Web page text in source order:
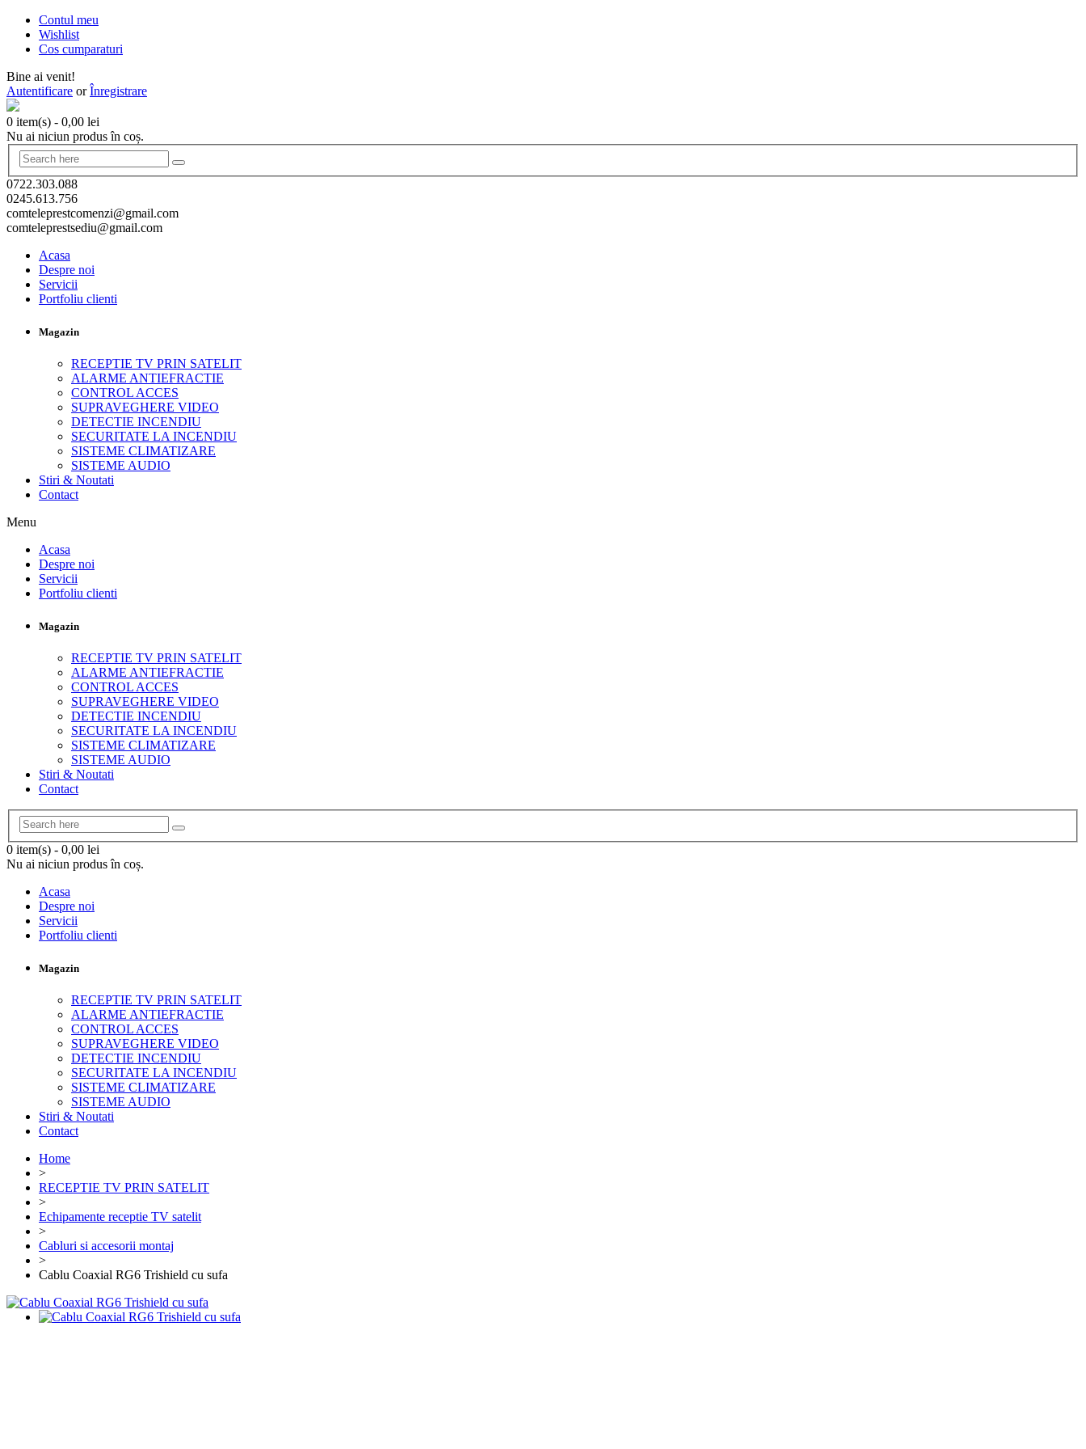
Contul meu
Wishlist
Cos cumparaturi
Bine ai venit!
Autentificare orÎnregistrare
0 item(s) - 0,00 lei
Nu ai niciun produs în coș.
0722.303.088
0245.613.756
comteleprestcomenzi@gmail.com
comteleprestsediu@gmail.com
Acasa
Despre noi
Servicii
Portfoliu clienti
Magazin
RECEPTIE TV PRIN SATELIT
ALARME ANTIEFRACTIE
CONTROL ACCES
SUPRAVEGHERE VIDEO
DETECTIE INCENDIU
SECURITATE LA INCENDIU
SISTEME CLIMATIZARE
SISTEME AUDIO
Stiri & Noutati
Contact
Menu
Acasa
Despre noi
Servicii
Portfoliu clienti
Magazin
RECEPTIE TV PRIN SATELIT
ALARME ANTIEFRACTIE
CONTROL ACCES
SUPRAVEGHERE VIDEO
DETECTIE INCENDIU
SECURITATE LA INCENDIU
SISTEME CLIMATIZARE
SISTEME AUDIO
Stiri & Noutati
Contact
0 item(s) - 0,00 lei
Nu ai niciun produs în coș.
Acasa
Despre noi
Servicii
Portfoliu clienti
Magazin
RECEPTIE TV PRIN SATELIT
ALARME ANTIEFRACTIE
CONTROL ACCES
SUPRAVEGHERE VIDEO
DETECTIE INCENDIU
SECURITATE LA INCENDIU
SISTEME CLIMATIZARE
SISTEME AUDIO
Stiri & Noutati
Contact
Home
>
RECEPTIE TV PRIN SATELIT
>
Echipamente receptie TV satelit
>
Cabluri si accesorii montaj
>
Cablu Coaxial RG6 Trishield cu sufa